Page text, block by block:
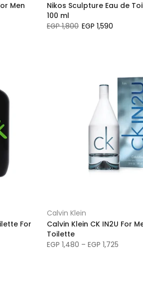
Men
Nikos Sculpture Eau de
100 ml
EGP 1,800 EGP 1,590
For
Calvin Klein
Calvin Klein CK IN2U For
Toilette
EGP 1,480 – EGP 1,725